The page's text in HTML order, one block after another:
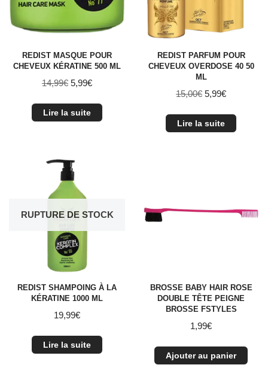
REDIST MASQUE POUR
CHEVEUX KÉRATINE 500 ML
14,99€ 5,99€
Lire la suite
REDIST PARFUM POUR
CHEVEUX OVERDOSE 40 50
ML
15,00€ 5,99€
Lire la suite
RUPTURE DE STOCK
REDIST SHAMPOING À LA
KÉRATINE 1000 ML
19,99€
Lire la suite
BROSSE BABY HAIR ROSE
DOUBLE TÊTE PEIGNE
BROSSE FSTYLES
1,99€
Ajouter au panier